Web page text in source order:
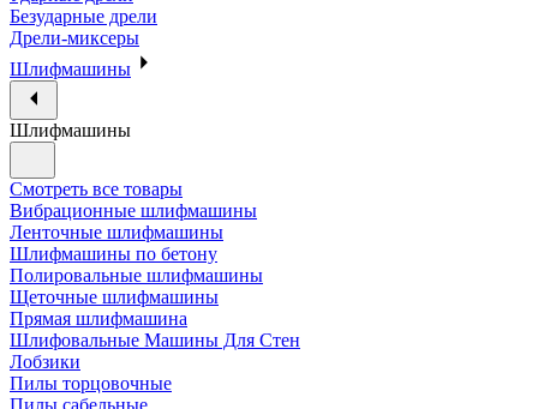
Безударные дрели
Дрели-миксеры
Шлифмашины
Шлифмашины
Смотреть все товары
Вибрационные шлифмашины
Ленточные шлифмашины
Шлифмашины по бетону
Полировальные шлифмашины
Щеточные шлифмашины
Прямая шлифмашина
Шлифовальные Машины Для Стен
Лобзики
Пилы торцовочные
Пилы сабельные